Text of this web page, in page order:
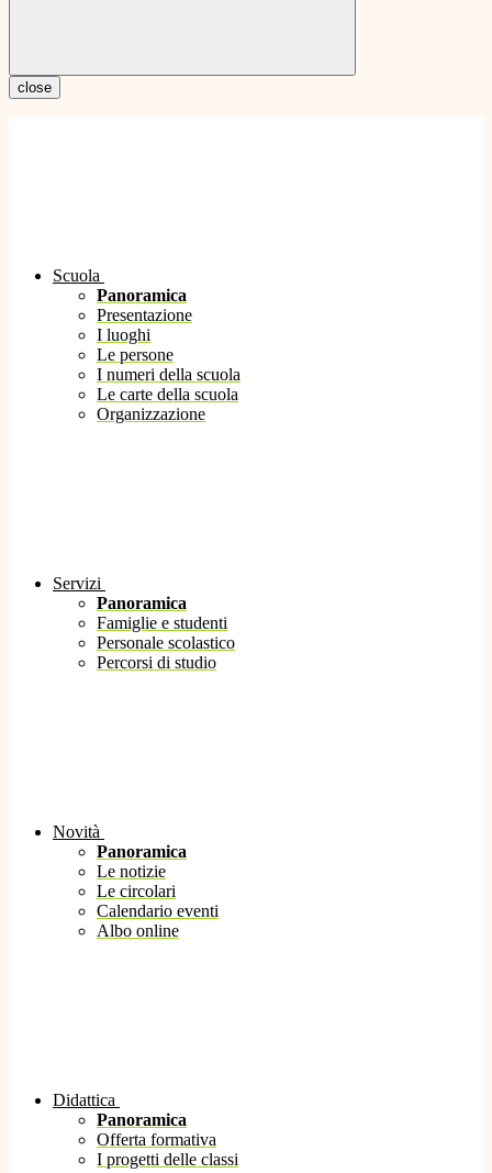
close
Scuola
Panoramica
Presentazione
I luoghi
Le persone
I numeri della scuola
Le carte della scuola
Organizzazione
Servizi
Panoramica
Famiglie e studenti
Personale scolastico
Percorsi di studio
Novità
Panoramica
Le notizie
Le circolari
Calendario eventi
Albo online
Didattica
Panoramica
Offerta formativa
I progetti delle classi